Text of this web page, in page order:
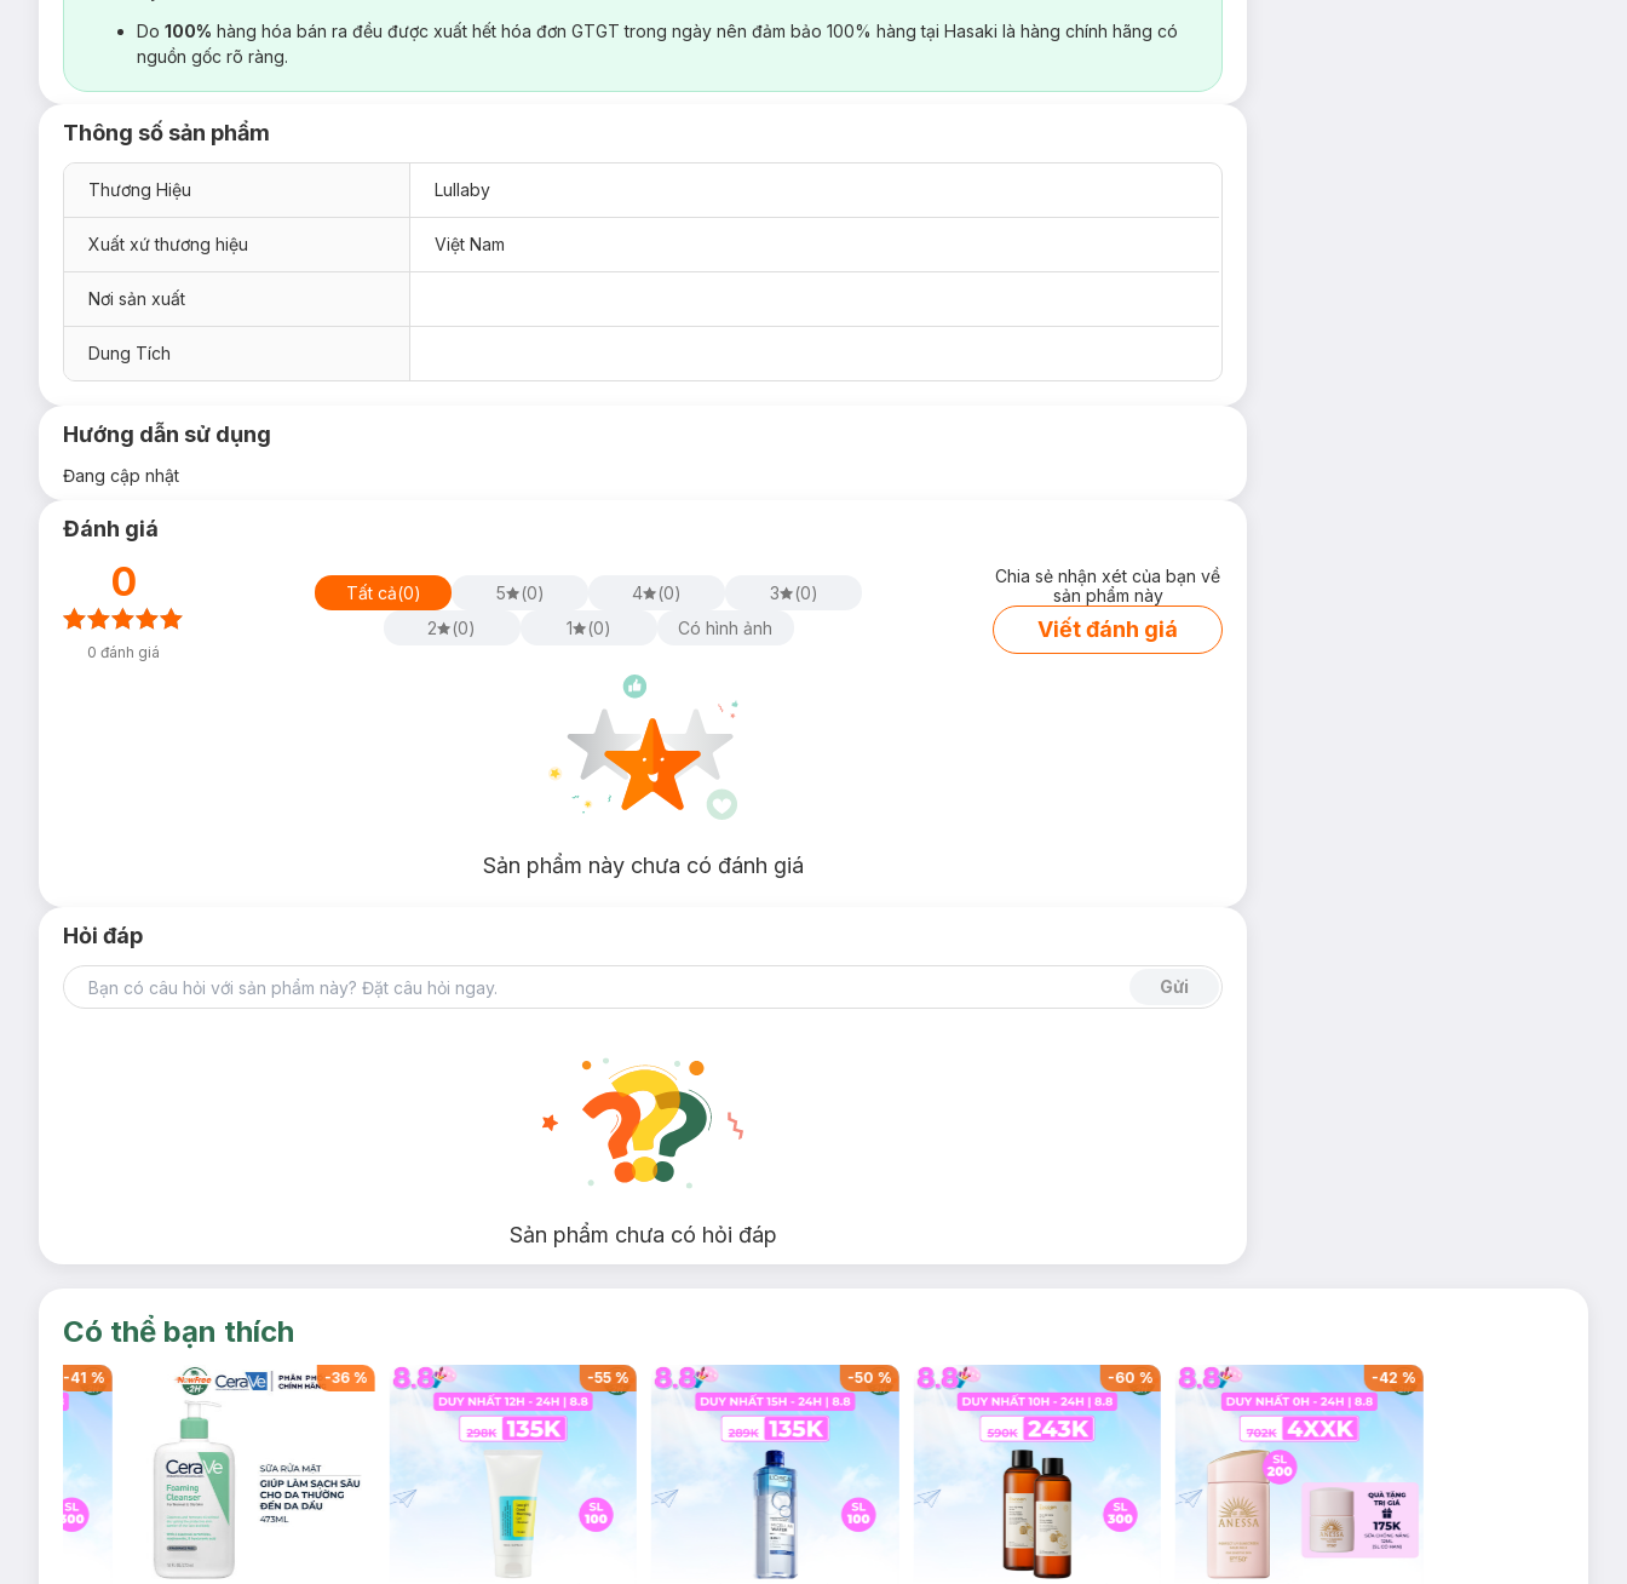
Do 100% hàng hóa bán ra đều được xuất hết hóa đơn GTGT trong ngày nên đảm bảo 100% hàng tại Hasaki là hàng chính hãng có
nguồn gốc rõ ràng.
Thông số sản phẩm
Thương Hiệu Lullaby
Xuất xứ thương hiệu Việt Nam
Nơi sản xuất
Dung Tích
Hướng dẫn sử dụng
Đang cập nhật
Đánh giá
0
0 đánh giá
Tất cả(0) 5 (0) 4 (0) 3 (0)
2
(0) 1 (0) Có hình ảnh
Chia sẻ nhận xét của bạn về
sản phẩm này
Viết đánh giá
Sản phẩm này chưa có đánh giá
Hỏi đáp
Gửi
Sản phẩm chưa có hỏi đáp
Có thể bạn thích
- 50%